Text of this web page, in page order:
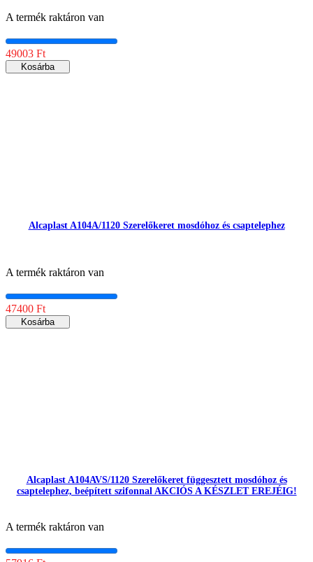
A termék raktáron van
49003 Ft
Kosárba
Alcaplast A104A/1120 Szerelőkeret mosdóhoz és csaptelephez
A termék raktáron van
47400 Ft
Kosárba
Alcaplast A104AVS/1120 Szerelőkeret függesztett mosdóhoz és
csaptelephez, beépített szifonnal AKCIÓS A KÉSZLET EREJÉIG!
A termék raktáron van